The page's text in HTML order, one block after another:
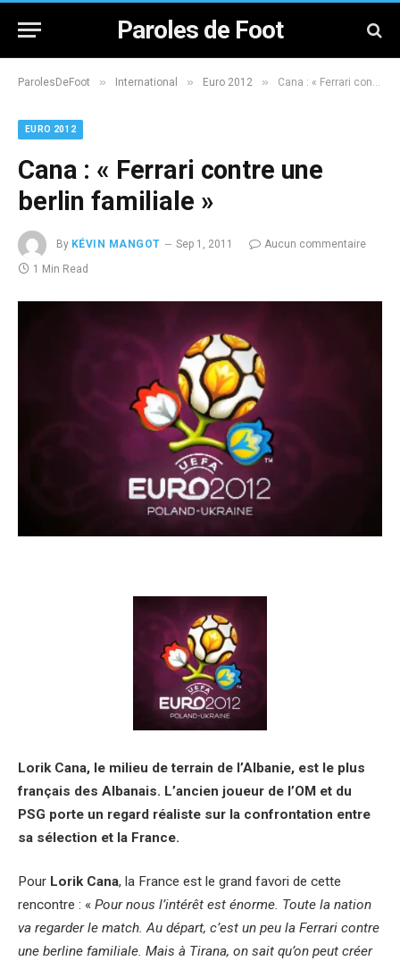
Paroles de Foot
ParolesDeFoot » International » Euro 2012 » Cana : « Ferrari contre une berlin familiale »
EURO 2012
Cana : « Ferrari contre une
berlin familiale »
By KÉVIN MANGOT Sep 1, 2011
Aucun commentaire
1 Min Read
Lorik Cana, le milieu de terrain de l’Albanie, est le plus
français des Albanais. L’ancien joueur de l’OM et du
PSG porte un regard réaliste sur la confrontation entre
sa sélection et la France.
Pour Lorik Cana, la France est le grand favori de cette
rencontre : « Pour nous l’intérêt est énorme. Toute la nation
va regarder le match. Au départ, c’est un peu la Ferrari contre
une berline familiale. Mais à Tirana, on sait qu’on peut créer